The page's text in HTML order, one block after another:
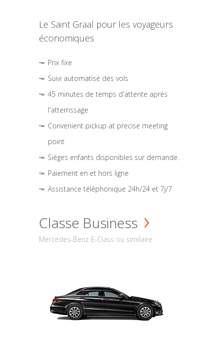
Le Saint Graal pour les voyageurs
économiques
Prix fixe
Suivi automatisé des vols
45 minutes de temps d'attente après
l'atterrissage
Convenient pickup at precise meeting
point
Sièges enfants disponibles sur demande.
Paiement en et hors ligne
Assistance téléphonique 24h/24 et 7j/7
Classe Business
Mercedes-Benz E-Class ou similaire